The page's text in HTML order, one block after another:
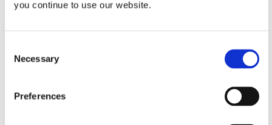
you continue to use our website.
Selection
Necessary
Preferences
혀 있는 일회용 유체 경로 밸브로, 정
톤 핀치 밸브는 저점도에서 고점도까